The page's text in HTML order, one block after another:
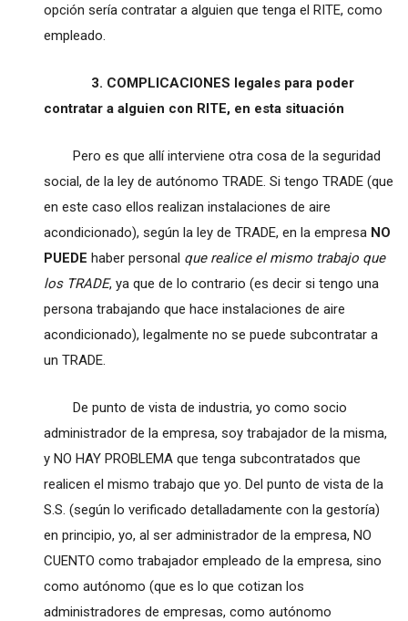
opción sería contratar a alguien que tenga el RITE, como
empleado.
3. COMPLICACIONES legales para poder
contratar a alguien con RITE, en esta situación
Pero es que allí interviene otra cosa de la seguridad
social, de la ley de autónomo TRADE. Si tengo TRADE (que
en este caso ellos realizan instalaciones de aire
acondicionado), según la ley de TRADE, en la empresa NO
PUEDE haber personal que realice el mismo trabajo que
los TRADE, ya que de lo contrario (es decir si tengo una
persona trabajando que hace instalaciones de aire
acondicionado), legalmente no se puede subcontratar a
un TRADE.
De punto de vista de industria, yo como socio
administrador de la empresa, soy trabajador de la misma,
y NO HAY PROBLEMA que tenga subcontratados que
realicen el mismo trabajo que yo. Del punto de vista de la
S.S. (según lo verificado detalladamente con la gestoría)
en principio, yo, al ser administrador de la empresa, NO
CUENTO como trabajador empleado de la empresa, sino
como autónomo (que es lo que cotizan los
administradores de empresas, como autónomo